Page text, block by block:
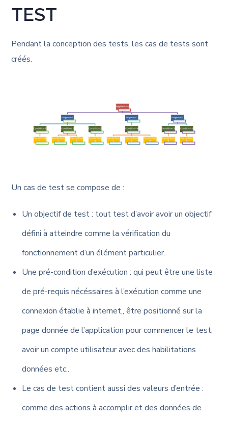
TEST
Pendant la conception des tests, les cas de tests sont
créés.
Un cas de test se compose de :
Un objectif de test : tout test d’avoir avoir un objectif
défini à atteindre comme la vérification du
fonctionnement d’un élément particulier.
Une pré-condition d’exécution : qui peut être une liste
de pré-requis nécéssaires à l’exécution comme une
connexion établie à internet,, être positionné sur la
page donnée de l’application pour commencer le test,
avoir un compte utilisateur avec des habilitations
données etc..
Le cas de test contient aussi des valeurs d’entrée :
comme des actions à accomplir et des données de